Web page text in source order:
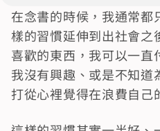
在念書的時候，我通常都
樣的習慣延伸到出社會之
喜歡的東西，我可以一直
我沒有興趣、或是不知
打從心裡覺得在浪費自己